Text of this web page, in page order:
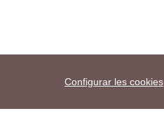
Configurar les cookies